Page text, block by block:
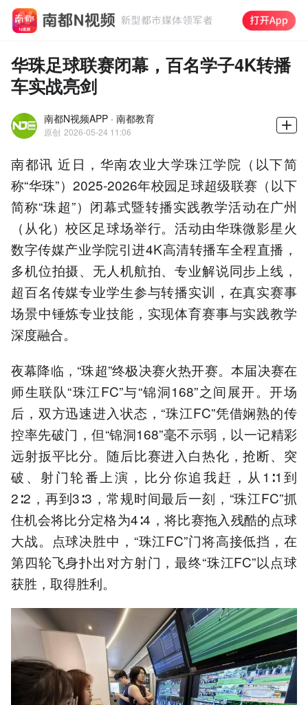
华珠足球联赛闭幕，百名学子4K转播
车实战亮剑
南都N视频APP · 南都教育
原创 2026-05-24 11:06
南都讯 近日，华南农业大学珠江学院（以下简
称“华珠”）2025-2026年校园足球超级联赛（以下
简称“珠超”）闭幕式暨转播实践教学活动在广州
（从化）校区足球场举行。活动由华珠微影星火
数字传媒产业学院引进4K高清转播车全程直播，
多机位拍摄、无人机航拍、专业解说同步上线，
超百名传媒专业学生参与转播实训，在真实赛事
场景中锤炼专业技能，实现体育赛事与实践教学
深度融合。
夜幕降临，“珠超”终极决赛火热开赛。本届决赛在
师生联队“珠江FC”与“锦洞168”之间展开。开场
后，双方迅速进入状态，“珠江FC”凭借娴熟的传
控率先破门，但“锦洞168”毫不示弱，以一记精彩
远射扳平比分。随后比赛进入白热化，抢断、突
破、射门轮番上演，比分你追我赶，从1∶1到
2∶2，再到3∶3，常规时间最后一刻，“珠江FC”抓
住机会将比分定格为4∶4，将比赛拖入残酷的点球
大战。点球决胜中，“珠江FC”门将高接低挡，在
第四轮飞身扑出对方射门，最终“珠江FC”以点球
获胜，取得胜利。